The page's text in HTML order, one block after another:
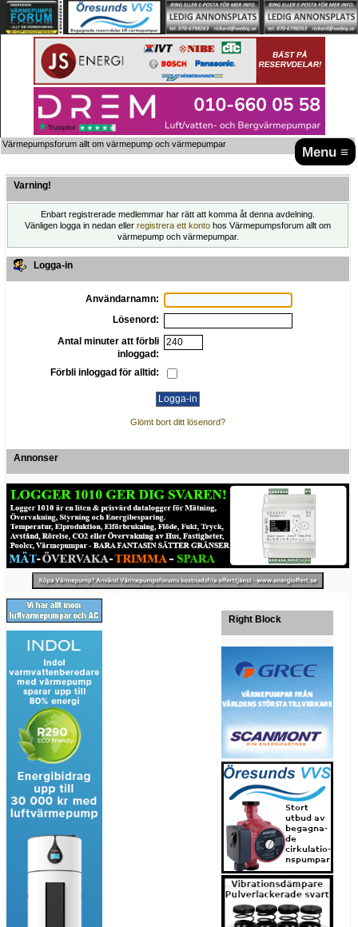
Menu ≡
Värmepumpsforum allt om värmepump och värmepumpar
Varning!
Enbart registrerade medlemmar har rätt att komma åt denna avdelning.
Vänligen logga in nedan eller registrera ett konto hos Värmepumpsforum allt om
värmepump och värmepumpar.
Logga-in
Användarnamn:
Lösenord:
Antal minuter att förbli
inloggad:
Förbli inloggad för alltid:
Glömt bort ditt lösenord?
Annonser
Right Block